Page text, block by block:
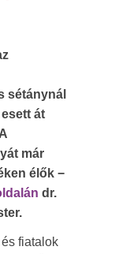
sétánynál
át
már
élők −
dr.
fiatalok